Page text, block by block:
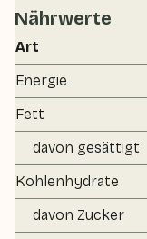
Nährwerte
Art
Energie
Fett
davon gesättigt
Kohlenhydrate
davon Zucker